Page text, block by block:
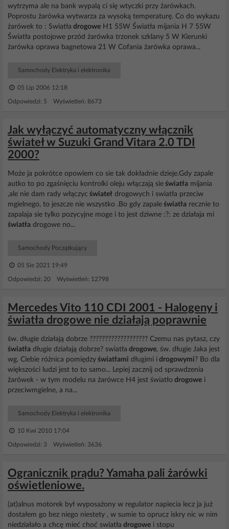
wytrzyma ale na bank wypalą ci się wtyczki przy żarówkach.
Poprostu żarówka wytwarza za wysoką temperaturę. Co do wykazu
żarówek to : Swiatła drogowe H1 55W Światła mijania H 7 55W
Światła postojowe przód żarówka trzonek szklany 5 W Kierunki
żarówka oprawa bagnetowa 21 W Cofania żarówka oprawa...
Samochody Elektryka i elektronika
05 Lip 2006 12:18
Odpowiedzi: 5 Wyświetleń: 8673
Jak wyłączyć automatyczny włącznik
świateł w Suzuki Grand Vitara 2.0 TDI
2000?
Może ja pokrótce opowiem co sie tak dokładnie dzieje.Gdy zapale
autko to po zgaśnięciu kontrolki oleju włączają sie światła mijania
,ale nie dam rady włączyc świateł drogowych i swiatła przeciw
mgielnego, to jeszcze nie wszystko .Bo gdy zapale światła recznie to
zapalaja sie tylko pozycyjne moge i to jest dziwne :?: ze działaja mi
światła drogowe no...
Samochody Początkujący
05 Sie 2021 19:49
Odpowiedzi: 20 Wyświetleń: 12798
Mercedes Vito 110 CDI 2001 - Halogeny i
światła drogowe nie działają poprawnie
św. długie działają dobrze ??????????????????? Czemu nas pytasz, czy
światła długie działają dobrze? swiatła drogowe, św. długie Jaka jest
wg. Ciebie różnica pomiędzy światłami długimi i drogowymi? Bo dla
większości ludzi jest to to samo... Lepiej zacznij od sprawdzenia
żarówek - w tym modelu na żarówce H4 jest światło drogowe i
przeciwmgielne, a na...
Samochody Elektryka i elektronika
10 Kwi 2010 17:04
Odpowiedzi: 3 Wyświetleń: 3636
Ogranicznik prądu? Yamaha pali żarówki
oświetleniowe.
(at)alnus motorek był wyposażony w regulator napiecia lecz ja już
dostałem go bez niego niestety , w sumie to oprucz iskry nic w nim
niedziałało a chcę mieć choć swiatła drogowe i stopu